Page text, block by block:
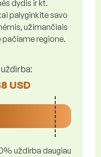
dydis ir kt.
palyginkite savo
užimančiais
regione.
USD
uždirba daugiau